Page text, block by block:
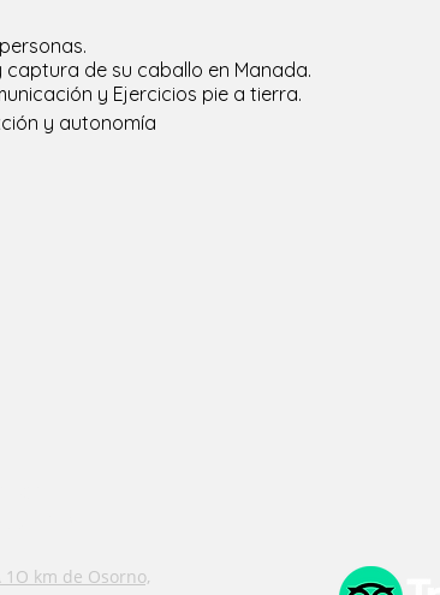
de su caballo en Manada.
y Ejercicios pie a tierra.
y autonomía
1O km de Osorno,